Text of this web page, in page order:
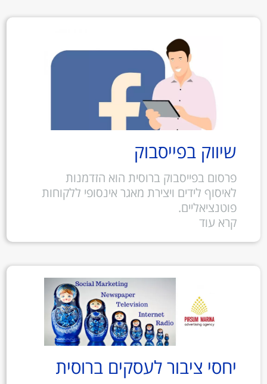
שיווק בפייסבוק
פרסום בפייסבוק ברוסית הוא הזדמנות
לאיסוף לידים ויצירת מאגר אינסופי ללקוחות
פוטנציאליים.
קרא עוד
יחסי ציבור לעסקים ברוסית